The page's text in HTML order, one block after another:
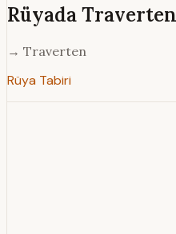
Rüyada
→ Traverten
Rüya Tabiri